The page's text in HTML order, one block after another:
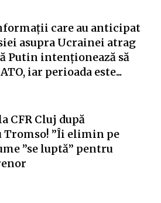
care au anticipat
asupra Ucrainei atrag
Putin intenționează să
iar perioada este...
CFR Cluj după
Tromso! ”Îi elimin pe
”se luptă” pentru